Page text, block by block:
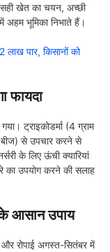
खेत का चयन, अच्छी
अहम भूमिका निभाते हैं।
लाख पार, किसानों को
फायदा
ट्राइकोडर्मा (4 ग्राम
बीज) से उपचार करने से
के लिए ऊंची क्यारियां
का उपयोग करने की सलाह
आसान उपाय
और रोपाई अगस्त-सितंबर में